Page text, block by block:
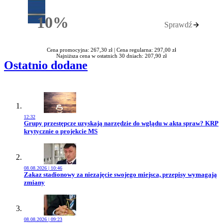
10%Rabatu Sprawdź
Cena promocyjna: 267,30 zł | Cena regularna: 297,00 zł
Najniższa cena w ostatnich 30 dniach: 207,90 zł
Ostatnio dodane
12:32
Przejdź do artykułu:
Grupy przestępcze uzyskają narzędzie do wglądu w akta spraw? KRP
krytycznie o projekcie MS
08.08.2026 | 10:46
Przejdź do artykułu:
Zakaz stadionowy za niezajęcie swojego miejsca, przepisy wymagają
zmiany
08.08.2026 | 09:23